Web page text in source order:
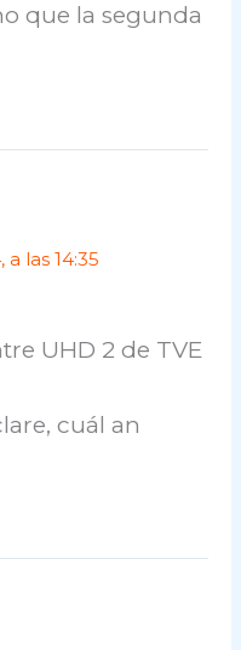
que la segunda
las 14:35
UHD 2 de TVE
cuál an